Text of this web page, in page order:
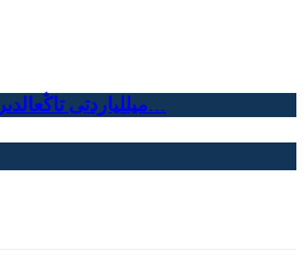
ميللياردتى تاڭعالدىرعان قازاقشا مۋلتفيلم...